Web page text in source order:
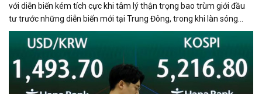
với diễn biến kém tích cực khi tâm lý thận trọng bao trùm giới đầu
tư trước những diễn biến mới tại Trung Đông, trong khi làn sóng
chốt lời ở nhóm cổ phiếu công nghệ tiếp tục gây áp lực lên các chỉ
số lớn.